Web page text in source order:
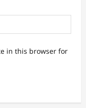
in this browser for